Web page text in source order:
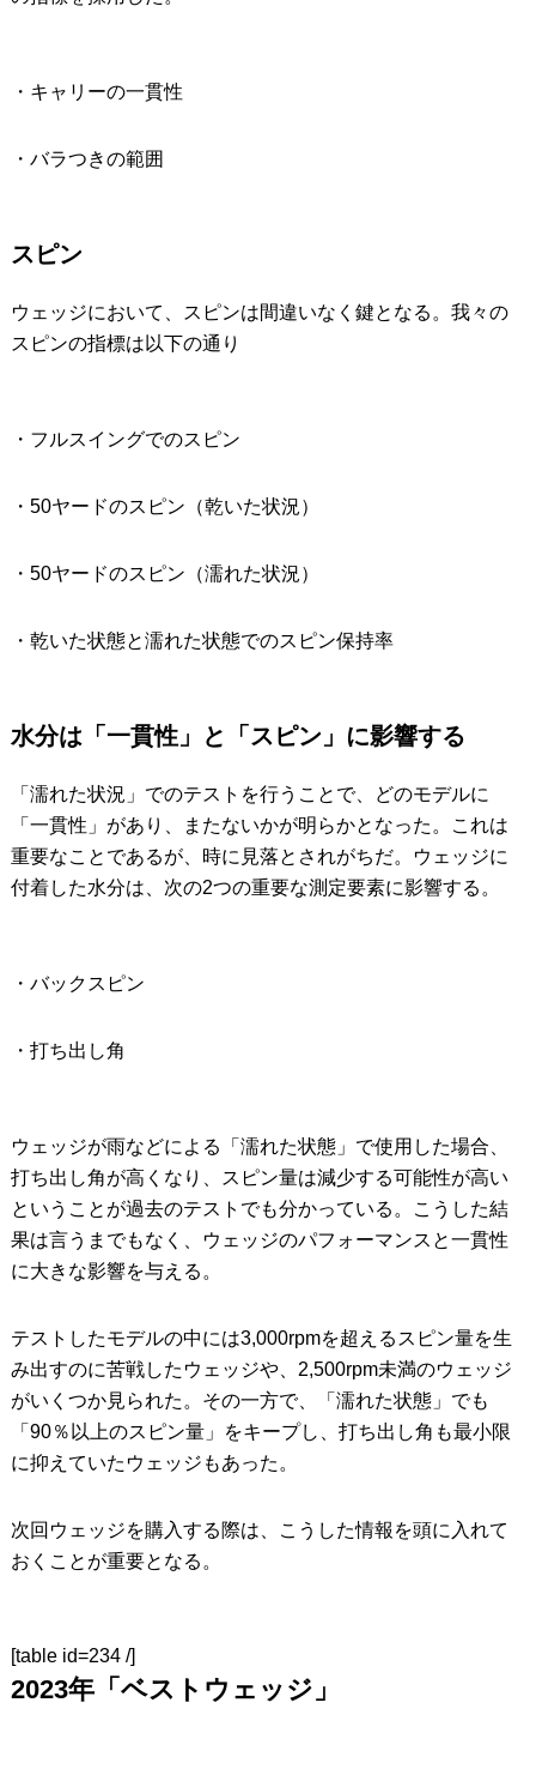
・キャリーの一貫性
・バラつきの範囲
スピン
ウェッジにおいて、スピンは間違いなく鍵となる。我々の
スピンの指標は以下の通り
・フルスイングでのスピン
・50ヤードのスピン（乾いた状況）
・50ヤードのスピン（濡れた状況）
・乾いた状態と濡れた状態でのスピン保持率
水分は「一貫性」と「スピン」に影響する
「濡れた状況」でのテストを行うことで、どのモデルに
「一貫性」があり、またないかが明らかとなった。これは
重要なことであるが、時に見落とされがちだ。ウェッジに
付着した水分は、次の2つの重要な測定要素に影響する。
・バックスピン
・打ち出し角
ウェッジが雨などによる「濡れた状態」で使用した場合、
打ち出し角が高くなり、スピン量は減少する可能性が高い
ということが過去のテストでも分かっている。こうした結
果は言うまでもなく、ウェッジのパフォーマンスと一貫性
に大きな影響を与える。
テストしたモデルの中には3,000rpmを超えるスピン量を生
み出すのに苦戦したウェッジや、2,500rpm未満のウェッジ
がいくつか見られた。その一方で、「濡れた状態」でも
「90％以上のスピン量」をキープし、打ち出し角も最小限
に抑えていたウェッジもあった。
次回ウェッジを購入する際は、こうした情報を頭に入れて
おくことが重要となる。
[table id=234 /]
2023年「ベストウェッジ」